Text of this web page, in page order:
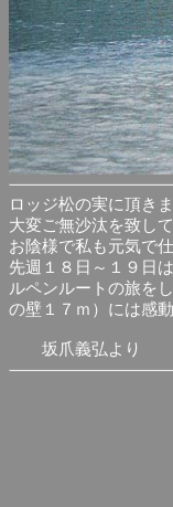
ロッジ松の実に頂き
大変ご無沙汰を致し
お陰様で私も元気で
先週１８日～１９日
ルペンルートの旅を
の壁１７ｍ）には感動
坂爪義弘より